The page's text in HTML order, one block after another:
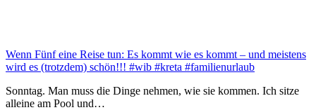
Wenn Fünf eine Reise tun: Es kommt wie es kommt – und meistens
wird es (trotzdem) schön!!! #wib #kreta #familienurlaub
Sonntag. Man muss die Dinge nehmen, wie sie kommen. Ich sitze
alleine am Pool und…